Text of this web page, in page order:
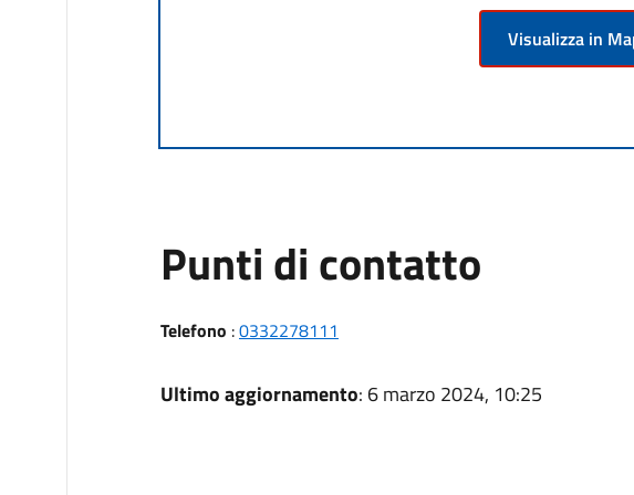
Visualizza in
Punti di contatto
Telefono :0332278111
Ultimo aggiornamento: 6 marzo 2024, 10:25